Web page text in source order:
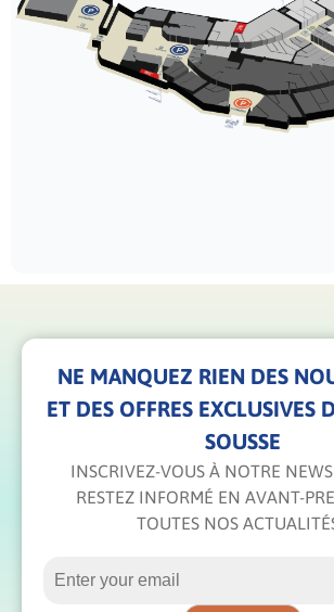
NE MANQUEZ RIEN DES
ET DES OFFRES EXCLUSIVES
SOUSSE
INSCRIVEZ-VOUS À NOTRE
RESTEZ INFORMÉ EN AVANT-
TOUTES NOS